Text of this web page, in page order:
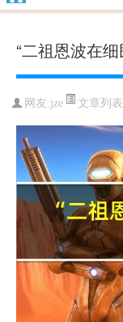
“二祖恩波在
网友:jze 文章列表